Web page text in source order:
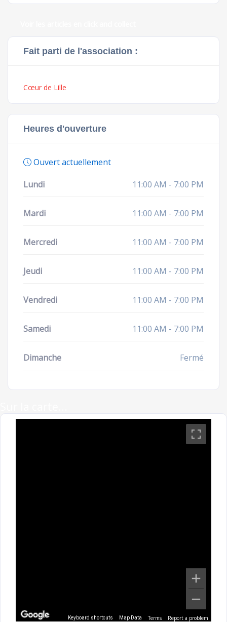
Fait parti de l'association :
Cœur de Lille
Heures d'ouverture
Ouvert actuellement
Lundi
11:00 AM - 7:00 PM
Mardi 11:00 AM - 7:00 PM
Mercredi 11:00 AM - 7:00 PM
Jeudi 11:00 AM - 7:00 PM
Vendredi 11:00 AM - 7:00 PM
Samedi 11:00 AM - 7:00 PM
Dimanche Fermé
Keyboard shortcuts Map Data Terms Report a problem